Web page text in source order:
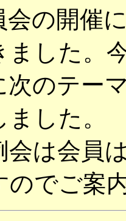
会の開催
ました。
次のテー
した。
会は会員
のでご案